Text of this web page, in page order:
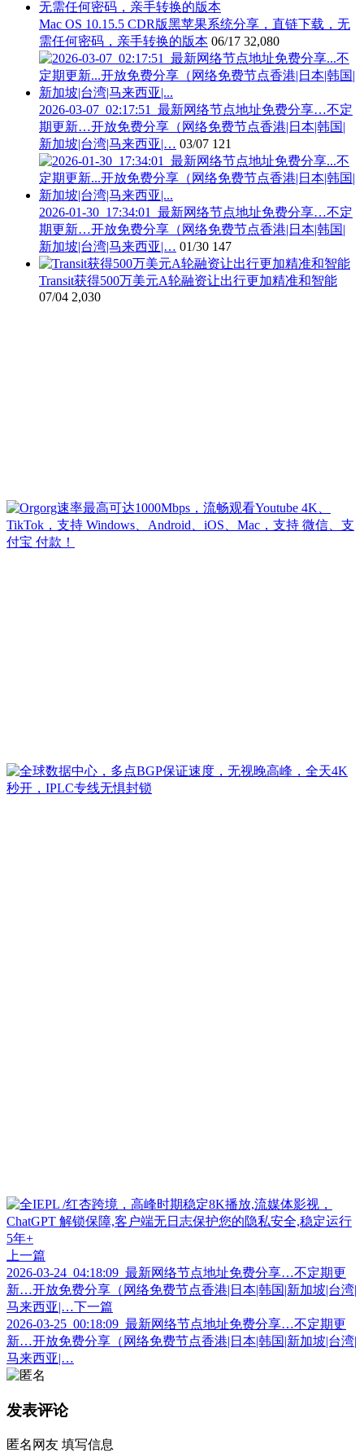
Mac OS 10.15.5 CDR版黑苹果系统分享，直链下载，无
需任何密码，亲手转换的版本 06/17 32,080
2026-03-07_02:17:51_最新网络节点地址免费分享…不定
期更新…开放免费分享（网络免费节点香港|日本|韩国|
新加坡|台湾|马来西亚|… 03/07 121
2026-01-30_17:34:01_最新网络节点地址免费分享…不定
期更新…开放免费分享（网络免费节点香港|日本|韩国|
新加坡|台湾|马来西亚|… 01/30 147
Transit获得500万美元A轮融资让出行更加精准和智能
07/04 2,030
上一篇
2026-03-24_04:18:09_最新网络节点地址免费分享…不定期更
新…开放免费分享（网络免费节点香港|日本|韩国|新加坡|台湾|
马来西亚|… 下一篇
2026-03-25_00:18:09_最新网络节点地址免费分享…不定期更
新…开放免费分享（网络免费节点香港|日本|韩国|新加坡|台湾|
马来西亚|…
发表评论
匿名网友 填写信息